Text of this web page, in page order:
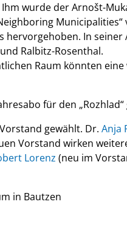
Ihm wurde der Arnošt-
Municipalities“
hervorgehoben. In seiner
Ralbitz-Rosenthal.
Raum könnten eine
für den „Rozhlad“
gewählt. Dr. Anja
Vorstand wirken
Lorenz (neu im
in Bautzen